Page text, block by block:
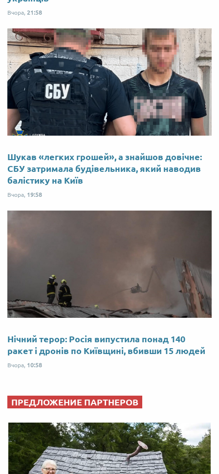
Вчора, 21:58
Шукав «легких грошей», а знайшов довічне:
СБУ затримала будівельника, який наводив
балістику на Київ
Вчора, 19:58
Нічний терор: Росія випустила понад 140
ракет і дронів по Київщині, вбивши 15 людей
Вчора, 10:58
ПРЕДЛОЖЕНИЕ ПАРТНЕРОВ